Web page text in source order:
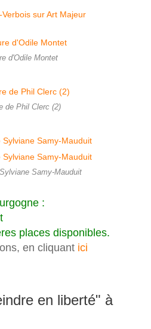
sur Art Majeur
d'Odile Montet
de Phil Clerc (2)
Samy-Mauduit
:
places disponibles.
en cliquant ici
en liberté" à